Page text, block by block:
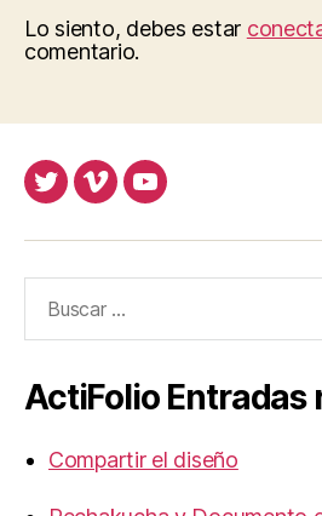
Lo siento, debes estar
comentario.
TwitterVimeoYoutube
ActiFolio Entradas
Compartir el diseño